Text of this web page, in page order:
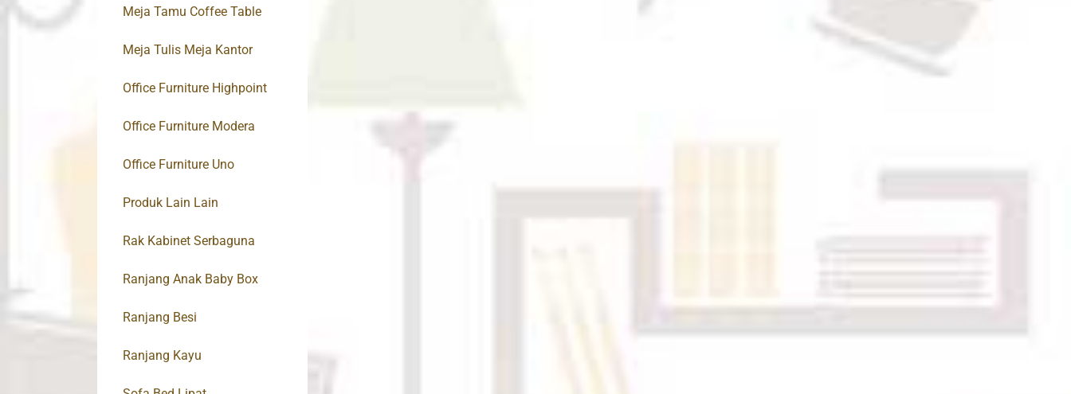
Meja Tamu Coffee Table
Meja Tulis Meja Kantor
Office Furniture Highpoint
Office Furniture Modera
Office Furniture Uno
Produk Lain Lain
Rak Kabinet Serbaguna
Ranjang Anak Baby Box
Ranjang Besi
Ranjang Kayu